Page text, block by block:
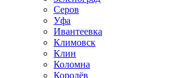
Серов
Уфа
Ивантеевка
Климовск
Клин
Коломна
Королёв